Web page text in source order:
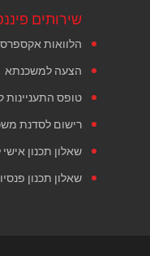
שירותים
הלוואות אקספרס
הצעה למשכנתא
טופס התעניינות
רישום לסדנת
שאלון תכנון
שאלון תכנון